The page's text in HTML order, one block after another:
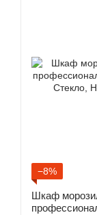
−8%
Шкаф